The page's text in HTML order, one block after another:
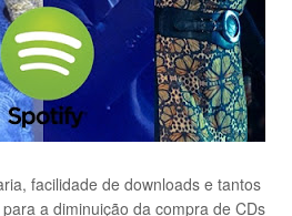
facilidade de downloads e tantos
a diminuição da compra de CDs